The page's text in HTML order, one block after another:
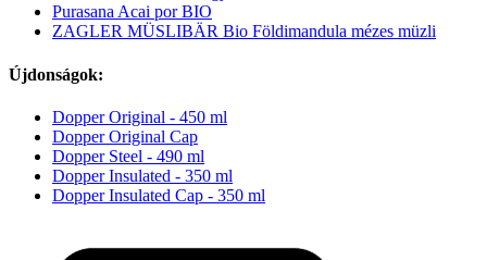
Purasana Acai por BIO
ZAGLER MÜSLIBÄR Bio Földimandula mézes müzli
Újdonságok:
Dopper Original - 450 ml
Dopper Original Cap
Dopper Steel - 490 ml
Dopper Insulated - 350 ml
Dopper Insulated Cap - 350 ml